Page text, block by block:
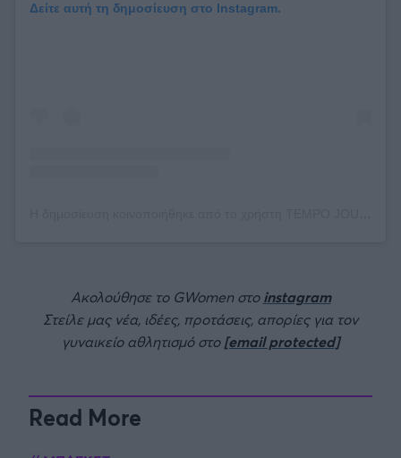
Δείτε αυτή τη δημοσίευση στο Instagram.
Ακολούθησε το GWomen στοinstagram
Στείλε μας νέα, ιδέες, προτάσεις, απορίες για τον
γυναικείο αθλητισμό στο[email protected]
Read More